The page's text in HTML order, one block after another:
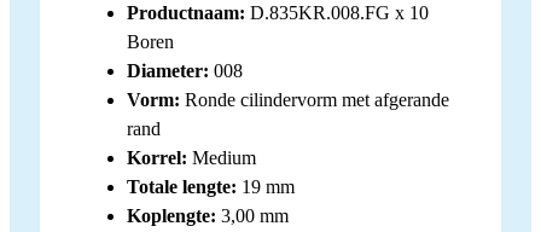
Productnaam: D.835KR.008.FG x 10
Boren
Diameter: 008
Vorm: Ronde cilindervorm met afgerande
rand
Korrel: Medium
Totale lengte: 19 mm
Koplengte: 3,00 mm